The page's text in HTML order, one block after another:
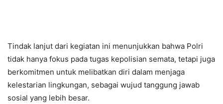
Tindak lanjut dari kegiatan ini menunjukkan bahwa Polri
tidak hanya fokus pada tugas kepolisian semata, tetapi juga
berkomitmen untuk melibatkan diri dalam menjaga
kelestarian lingkungan, sebagai wujud tanggung jawab
sosial yang lebih besar.